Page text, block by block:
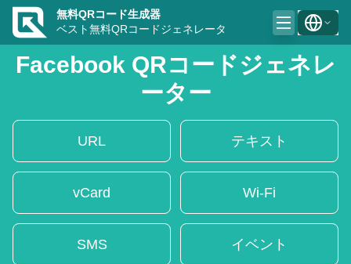
無料QRコード生成器
ベスト無料QRコードジェネレータ
Facebook QRコードジェネレ
ーター
URL テキスト
vCard Wi-Fi
SMS イベント